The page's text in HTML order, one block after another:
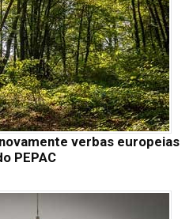
verbas europeias
PEPAC